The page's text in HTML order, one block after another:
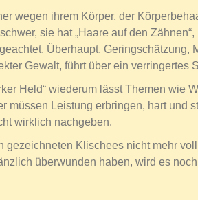
wegen ihrem Körper, der
sie hat „Haare auf den
Überhaupt, Geringschätzung,
Gewalt, führt über ein verringertes
Held“ wiederum lässt Themen wie
müssen Leistung erbringen, hart und
wirklich nachgeben.
gezeichneten Klischees nicht mehr
überwunden haben, wird es